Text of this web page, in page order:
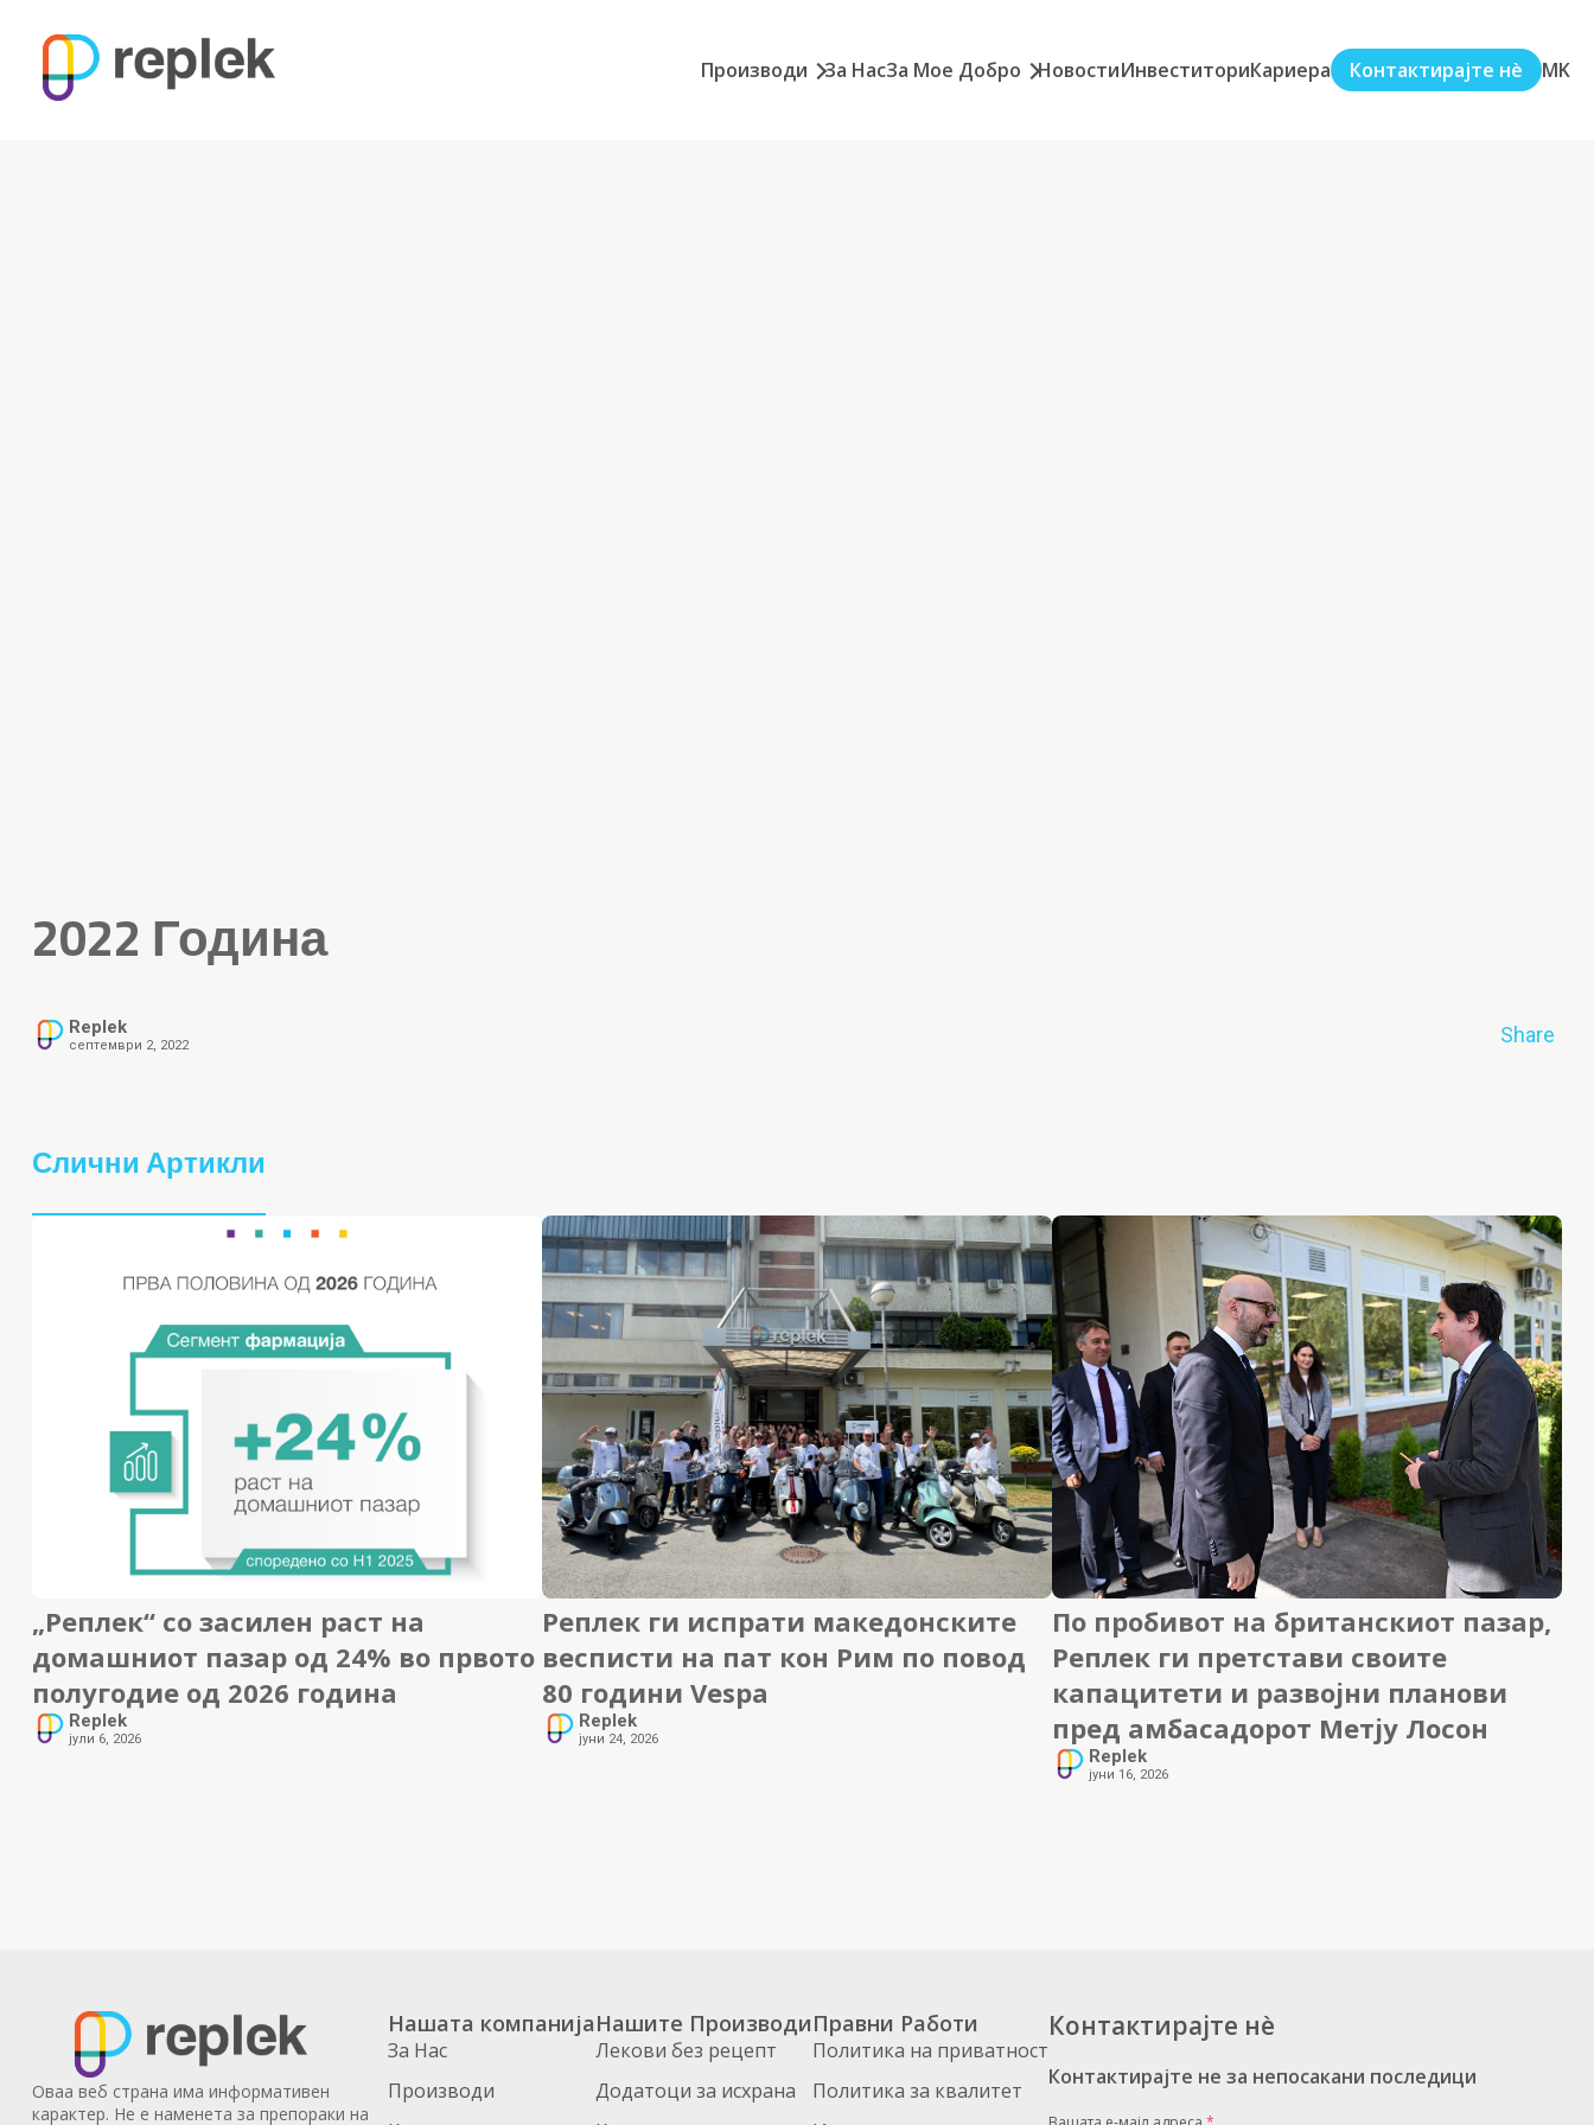
Производи За НасЗа Мое Добро НовостиИнвеститориКариера Контактирајте нè MK
2022 Година
Replek
септември 2, 2022 Share
Слични Артикли
„Реплек“ со засилен раст на
домашниот пазар од 24% во првото
полугодие од 2026 година
Replek
јули 6, 2026
Реплек ги испрати македонските
весписти на пат кон Рим по повод
80 години Vespa
Replek
јуни 24, 2026
По пробивот на британскиот пазар,
Реплек ги претстави своите
капацитети и развојни планови
пред амбасадорот Метју Лосон
Replek
јуни 16, 2026
Оваа веб страна има информативен
карактер. Не е наменета за препораки на
Нашата компанија
За Нас
Производи
Нашите Производи
Лекови без рецепт
Додатоци за исхрана
Правни Работи
Политика на приватност
Политика за квалитет
Контактирајте нè
Контактирајте не за непосакани последици